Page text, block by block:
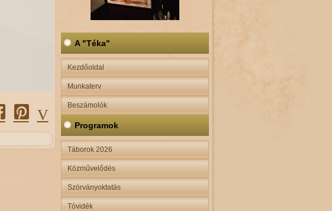
A "Téka"
Kezdőoldal
Munkaterv
Beszámolók
Programok
Táborok 2026
Közművelődés
Szórványoktatás
Tóvidék